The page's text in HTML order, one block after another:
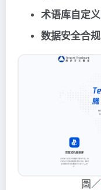
术语库自定义
数据安全合规
圖／